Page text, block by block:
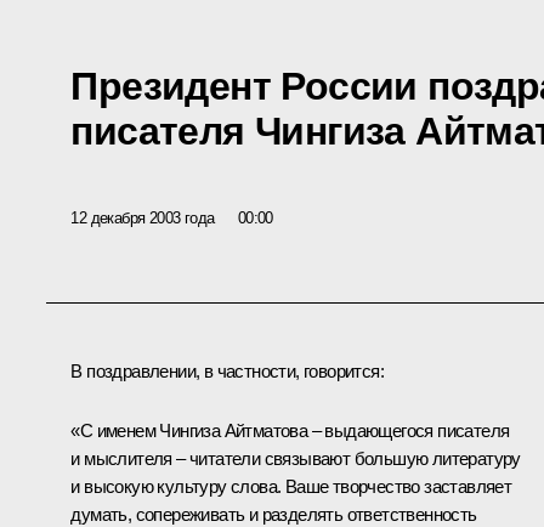
Президент России
писателя Чингиза
12 декабря 2003 года 00:00
В поздравлении, в частности, говорится:
«С именем Чингиза Айтматова – выдающегося писателя
и мыслителя – читатели связывают большую литературу
и высокую культуру слова. Ваше творчество заставляет
думать, сопереживать и разделять ответственность